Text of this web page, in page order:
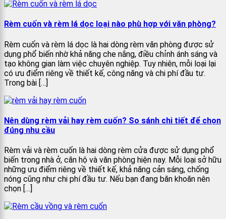
Rèm cuốn và rèm lá dọc loại nào phù hợp với văn phòng?
Rèm cuốn và rèm lá dọc là hai dòng rèm văn phòng được sử
dụng phổ biến nhờ khả năng che nắng, điều chỉnh ánh sáng và
tạo không gian làm việc chuyên nghiệp. Tuy nhiên, mỗi loại lại
có ưu điểm riêng về thiết kế, công năng và chi phí đầu tư.
Trong bài […]
Nên dùng rèm vải hay rèm cuốn? So sánh chi tiết để chọn
đúng nhu cầu
Rèm vải và rèm cuốn là hai dòng rèm cửa được sử dụng phổ
biến trong nhà ở, căn hộ và văn phòng hiện nay. Mỗi loại sở hữu
những ưu điểm riêng về thiết kế, khả năng cản sáng, chống
nóng cũng như chi phí đầu tư. Nếu bạn đang băn khoăn nên
chọn […]